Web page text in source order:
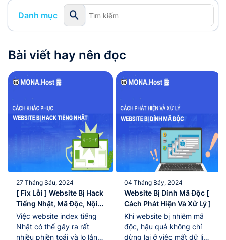
Danh mục
Bài viết hay nên đọc
27 Tháng Sáu, 2024
[ Fix Lỗi ] Website Bị Hack
Tiếng Nhật, Mã Độc, Nội
Dung Ẩn
Việc website index tiếng
Nhật có thể gây ra rất
nhiều phiền toái và lo lắng
04 Tháng Bảy, 2024
Website Bị Dính Mã Độc [
Cách Phát Hiện Và Xử Lý ]
Khi website bị nhiễm mã
độc, hậu quả không chỉ
dừng lại ở việc mất dữ liệu